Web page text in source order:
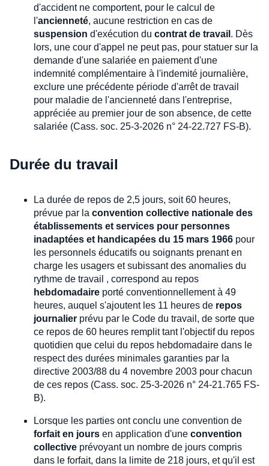
d'accident ne comportent, pour le calcul de
l'ancienneté, aucune restriction en cas de
suspension d'exécution du contrat de travail . Dès
lors, une cour d'appel ne peut pas, pour statuer sur la
demande d'une salariée en paiement d'une
indemnité complémentaire à l'indemité journalière,
exclure une précédente période d'arrêt de travail
pour maladie de l'ancienneté dans l'entreprise,
appréciée au premier jour de son absence, de cette
salariée (Cass. soc. 25-3-2026 n° 24-22.727 FS-B).
Durée du travail
La durée de repos de 2,5 jours, soit 60 heures,
prévue par la convention collective nationale des
établissements et services pour personnes
inadaptées et handicapées du 15 mars 1966 pour
les personnels éducatifs ou soignants prenant en
charge les usagers et subissant des anomalies du
rythme de travail , correspond au repos
hebdomadaire porté conventionnellement à 49
heures, auquel s'ajoutent les 11 heures de repos
journalier prévu par le Code du travail, de sorte que
ce repos de 60 heures remplit tant l'objectif du repos
quotidien que celui du repos hebdomadaire dans le
respect des durées minimales garanties par la
directive 2003/88 du 4 novembre 2003 pour chacun
de ces repos (Cass. soc. 25-3-2026 n° 24-21.765 FS-
B).
Lorsque les parties ont conclu une convention de
forfait en jours en application d'une convention
collective prévoyant un nombre de jours compris
dans le forfait, dans la limite de 218 jours, et qu'il est